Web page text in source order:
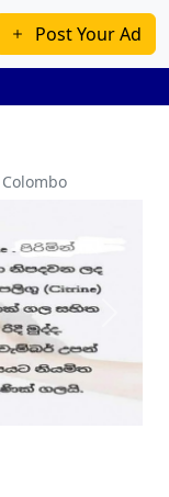
Post Your Ad